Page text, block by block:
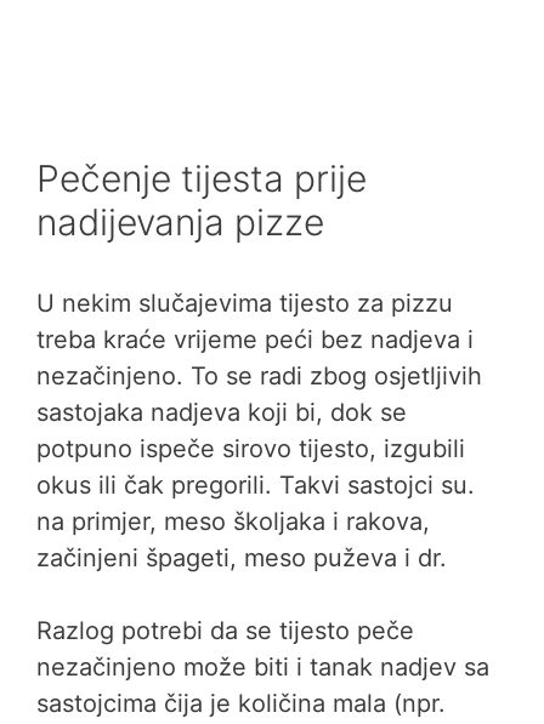
Pečenje tijesta prije
nadijevanja pizze
U nekim slučajevima tijesto za pizzu
treba kraće vrijeme peći bez nadjeva i
nezačinjeno. To se radi zbog osjetljivih
sastojaka nadjeva koji bi, dok se
potpuno ispeče sirovo tijesto, izgubili
okus ili čak pregorili. Takvi sastojci su.
na primjer, meso školjaka i rakova,
začinjeni špageti, meso puževa i dr.
Razlog potrebi da se tijesto peče
nezačinjeno može biti i tanak nadjev sa
sastojcima čija je količina mala (npr.